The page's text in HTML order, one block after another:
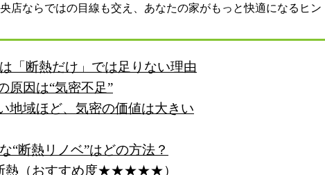
店ならではの目線も交え、あなたの家がもっと快適になるヒン
「断熱だけ」では足りない理由
原因は“気密不足”
地域ほど、気密の価値は大きい
“断熱リノベ”はどの方法？
熱（おすすめ度★★★★★）